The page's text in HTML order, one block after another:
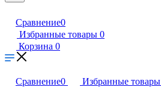
Сравнение0
Избранные товары 0
Корзина 0
Сравнение0 Избранные товары